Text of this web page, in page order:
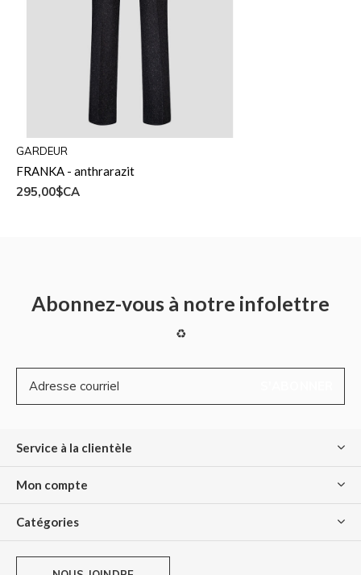
GARDEUR
FRANKA - anthrarazit
295,00$CA
Abonnez-vous à notre infolettre
♻
Service à la clientèle
Mon compte
Catégories